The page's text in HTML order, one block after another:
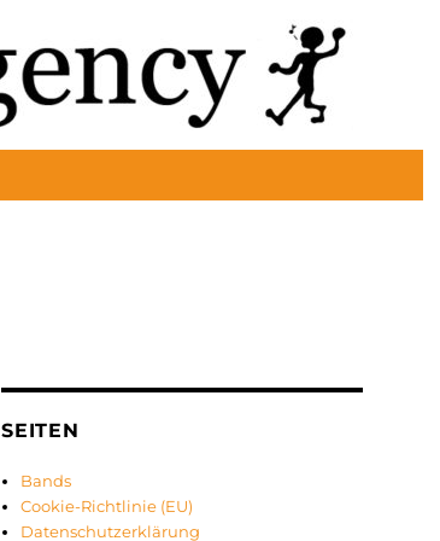
SEITEN
Bands
Cookie-Richtlinie (EU)
Datenschutzerklärung